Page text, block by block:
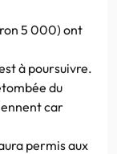
5 000) ont
à poursuivre.
du
car
permis aux